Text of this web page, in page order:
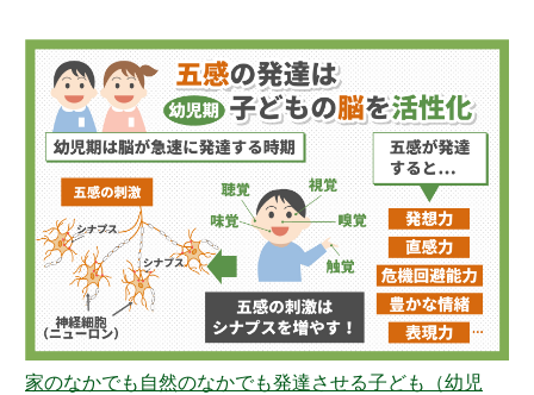
家のなかでも自然のなかでも発達させる子ども（幼児